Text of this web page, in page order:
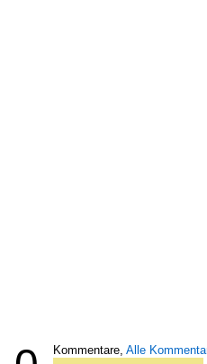
Kommentare, Alle